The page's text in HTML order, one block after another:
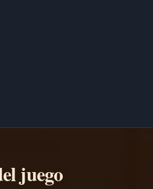
juego